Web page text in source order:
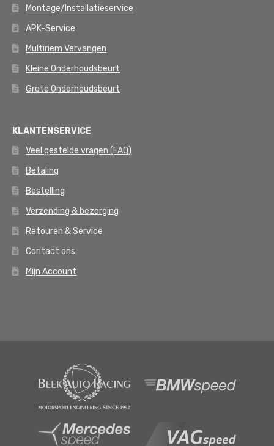
Montage/Installatieservice
APK-Service
Multiriem Vervangen
Kleine Onderhoudsbeurt
Grote Onderhoudsbeurt
KLANTENSERVICE
Veel gestelde vragen (FAQ)
Betaling
Bestelling
Verzending & bezorging
Retouren & Service
Contact ons
Mijn Account